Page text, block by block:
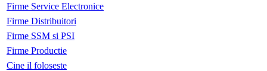
Firme Service Electronice
Firme Distribuitori
Firme SSM si PSI
Firme Productie
Cine il foloseste